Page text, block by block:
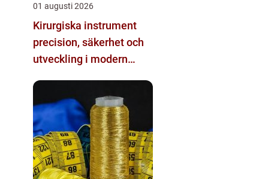
01 augusti 2026
Kirurgiska instrument
precision, säkerhet och
utveckling i modern